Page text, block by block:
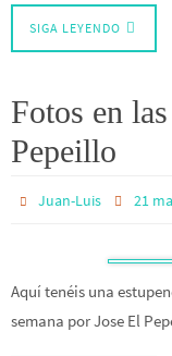
SIGA LEYENDO
Fotos en
Pepeillo
Juan-Luis 21
Aquí tenéis una
semana por Jose El